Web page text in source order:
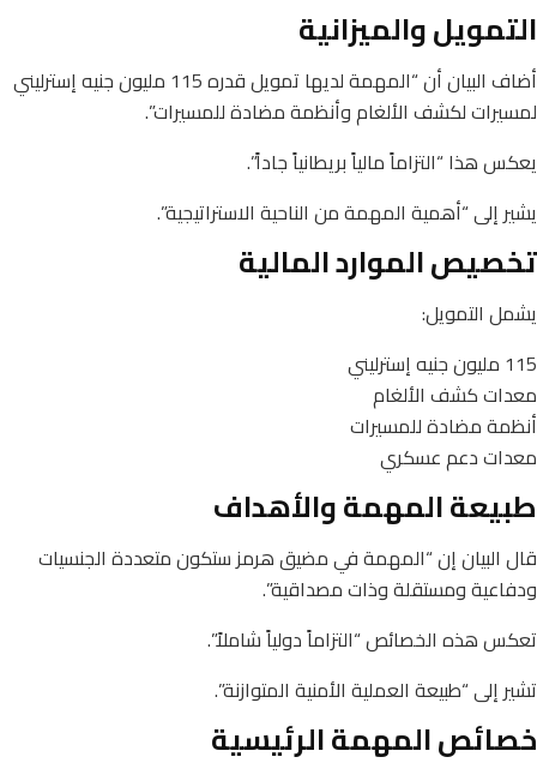
التمويل والميزانية
أضاف البيان أن “المهمة لديها تمويل قدره 115 مليون جنيه إسترليني
لمسيرات لكشف الألغام وأنظمة مضادة للمسيرات”.
يعكس هذا “التزاماً مالياً بريطانياً جاداً”.
يشير إلى “أهمية المهمة من الناحية الاستراتيجية”.
تخصيص الموارد المالية
يشمل التمويل:
115 مليون جنيه إسترليني
معدات كشف الألغام
أنظمة مضادة للمسيرات
معدات دعم عسكري
طبيعة المهمة والأهداف
قال البيان إن “المهمة في مضيق هرمز ستكون متعددة الجنسيات
ودفاعية ومستقلة وذات مصداقية”.
تعكس هذه الخصائص “التزاماً دولياً شاملاً”.
تشير إلى “طبيعة العملية الأمنية المتوازنة”.
خصائص المهمة الرئيسية